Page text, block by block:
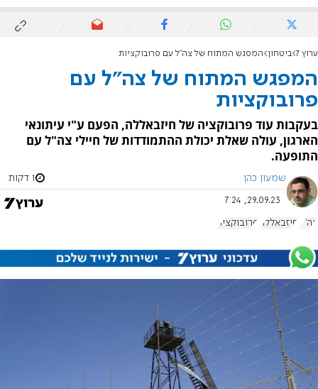
ערוץ 7 ביטחון המפגש המתוח של צה"ל עם פרובוקציות
המפגש המתוח של צה"ל עם
פרובוקציות
בעקבות עוד פרובוקציה של חיזבאללה, הפעם ע"י עיתונאי
הארגון, עולה שאלת יכולת ההתמודדות של חיילי צה"ל עם
התופעה.
שמעון כהן 1 דקות
29.09.23, 7:24
צה"ל חיזבאללה פרובוקציה